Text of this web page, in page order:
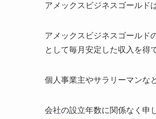
アメックスビジネスゴールドは
アメックスビジネスゴールド
として毎月安定した収入を得
個人事業主やサラリーマンな
会社の設立年数に関係なく申